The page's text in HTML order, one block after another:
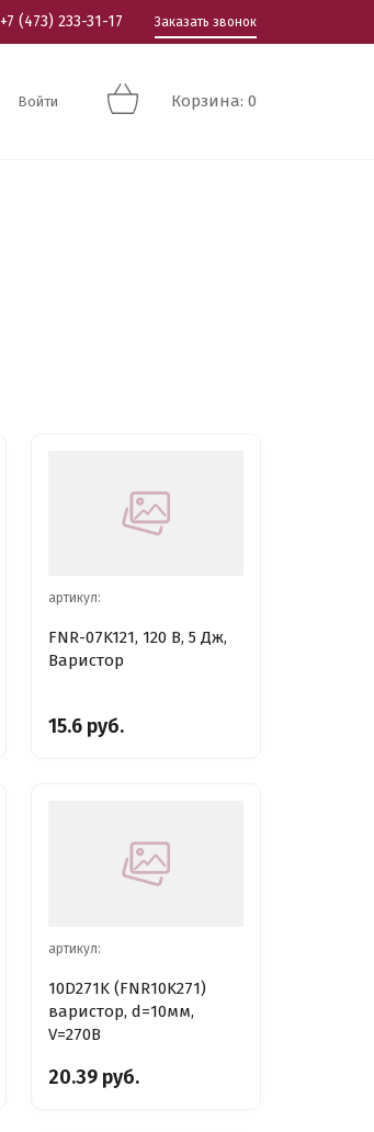
+7 (473) 233-31-17 Заказать звонок
Войти Корзина: 0
артикул:
FNR-07K121, 120 В, 5 Дж,
Варистор
15.6 руб.
артикул:
10D271K (FNR10K271)
варистор, d=10мм,
V=270В
20.39 руб.